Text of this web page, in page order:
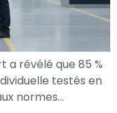
a révélé que 85 %
testés en
normes…